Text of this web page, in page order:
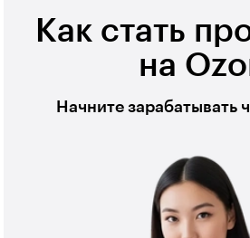
Как стать
на
Начните зарабатывать